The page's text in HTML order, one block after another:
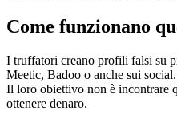
Come funzionano
I truffatori creano profili falsi su
Meetic, Badoo o anche sui social.
Il loro obiettivo non è incontrare
ottenere denaro.